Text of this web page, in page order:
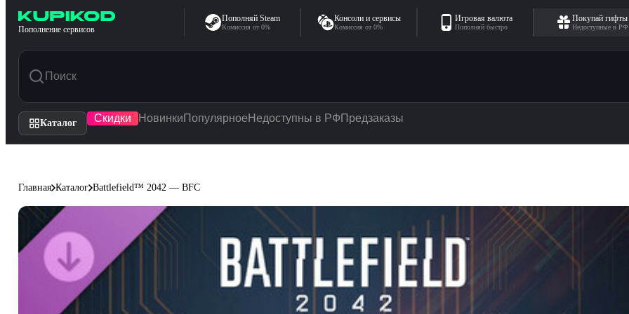
Перейти к содержимому
Пополнение сервисов
Пополняй Steam
Комиссия от 0%
Консоли и сервисы
Комиссия от 0%
Игровая валюта
Пополняй быстро
Покупай гифты
Недоступные в РФ
Каталог Скидки Новинки Популярное Недоступны в РФ Предзаказы
Главная Каталог Battlefield™ 2042 — BFC